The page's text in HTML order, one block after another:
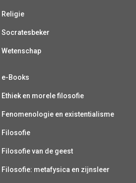
Religie
Socratesbeker
Wetenschap
e-Books
Ethiek en morele filosofie
Fenomenologie en existentialisme
Filosofie
Filosofie van de geest
Filosofie: metafysica en zijnsleer